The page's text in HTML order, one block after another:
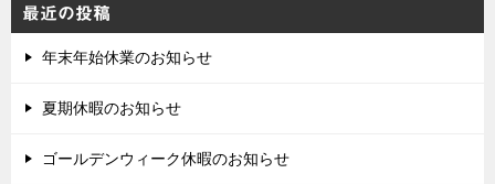
最近の投稿
年末年始休業のお知らせ
夏期休暇のお知らせ
ゴールデンウィーク休暇のお知らせ